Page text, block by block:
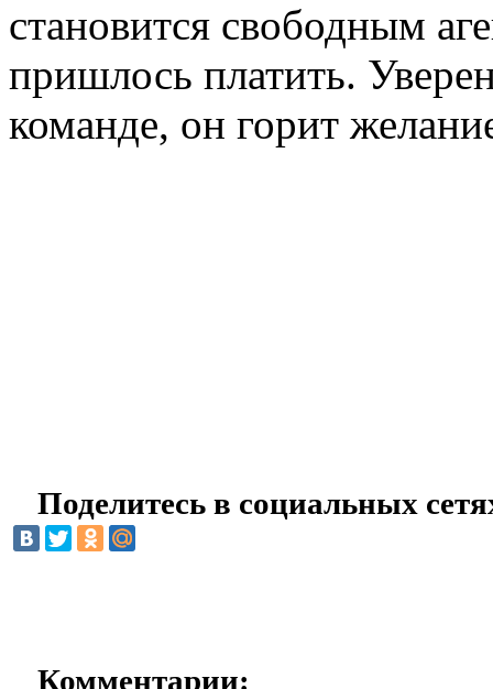
становится свободным
пришлось платить.
команде, он горит
Поделитесь в социальных
Комментарии: